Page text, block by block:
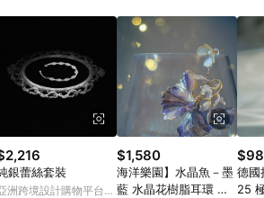
眾募資商品，禮物卡，開館保證金，補
資格。 9. LINE 購物站上之商品規格、
商品資訊頁及購物車不符，以
購物車標示為準。 10. 點數紅包使用規
準。 11. 若於 LINE 購物前往 Pinkoi
APP 並完成訂單，不符合導購資格；承
後，需透過 LINE 購物前往 Pinkoi 頁
銀蕾絲套裝
洲跨境設計購物平台
$1,580
海洋樂園】水晶魚－墨
藍 水晶花樹脂耳環 可
德國
25